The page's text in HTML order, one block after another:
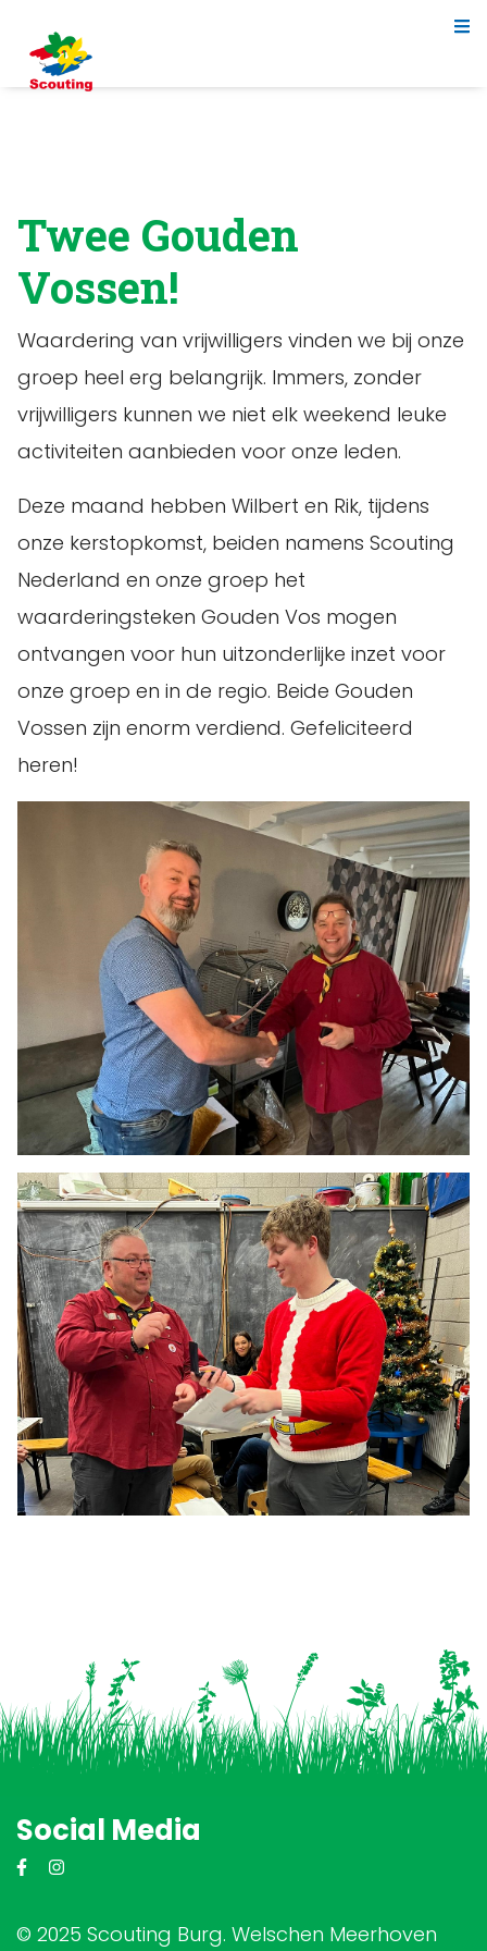
Twee Gouden
Vossen!
Waardering van vrijwilligers vinden we bij onze
groep heel erg belangrijk. Immers, zonder
vrijwilligers kunnen we niet elk weekend leuke
activiteiten aanbieden voor onze leden.
Deze maand hebben Wilbert en Rik, tijdens
onze kerstopkomst, beiden namens Scouting
Nederland en onze groep het
waarderingsteken Gouden Vos mogen
ontvangen voor hun uitzonderlijke inzet voor
onze groep en in de regio. Beide Gouden
Vossen zijn enorm verdiend. Gefeliciteerd
heren!
Social Media
© 2025 Scouting Burg. Welschen Meerhoven